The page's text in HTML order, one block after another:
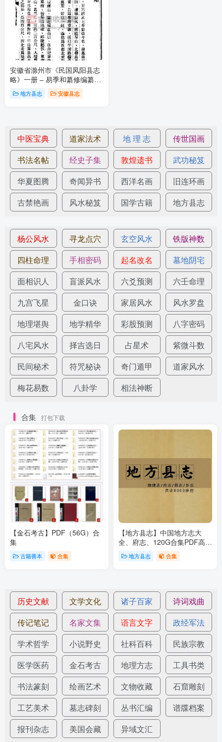
安徽省滁州市《民国凤阳县志
略》一册 – 易季和纂修编纂，
高清电子版PDF影印本下载
地方县志 安徽县志
中医宝典 道家法术 地 理 志
传世国画
书法名帖
经史子集 敦煌遗书
武功秘笈
华夏图腾
奇闻异书 西洋名画
旧连环画
古禁艳画
风水秘笈 国学古籍 地方县志
杨公风水 寻龙点穴 玄空风水
铁版神数
四柱命理
手相密码 起名改名
墓地阴宅
面相识人
盲派风水 六爻预测
六壬命理
九宫飞星
金口诀 家居风水
风水罗盘
地理堪舆
地学精华 彩股预测
八字密码
八宅风水
择吉选日 占星术
紫微斗数
民间秘术
符咒秘诀 奇门遁甲
道家风水
梅花易数
八卦学 相法神断
合集 打包下载
【金石考古】PDF（56G）合
集
古籍善本 合集
【地方县志】中国地方志大
全、府志、120G合集PDF高清
下载地方县志 合集
历史文献 文学文化 诸子百家
诗词戏曲
传记笔记
名家文集 语言文字
政经军法
学术哲学
小说野史 社科百科
民族宗教
医学医药
金石考古 地理方志
工具书类
书法篆刻
绘画艺术 文物收藏
石窟雕刻
工艺美术
墓志碑刻 丛书汇编
谱牒档案
报刊杂志
美国会藏 异域文汇